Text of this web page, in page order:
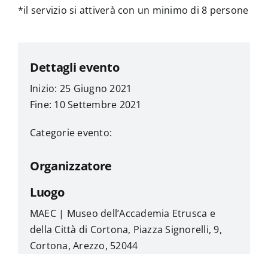
*il servizio si attiverà con un minimo di 8 persone
Dettagli evento
Inizio: 25 Giugno 2021
Fine: 10 Settembre 2021
Categorie evento:
Organizzatore
Luogo
MAEC | Museo dell’Accademia Etrusca e
della Città di Cortona, Piazza Signorelli, 9,
Cortona, Arezzo, 52044